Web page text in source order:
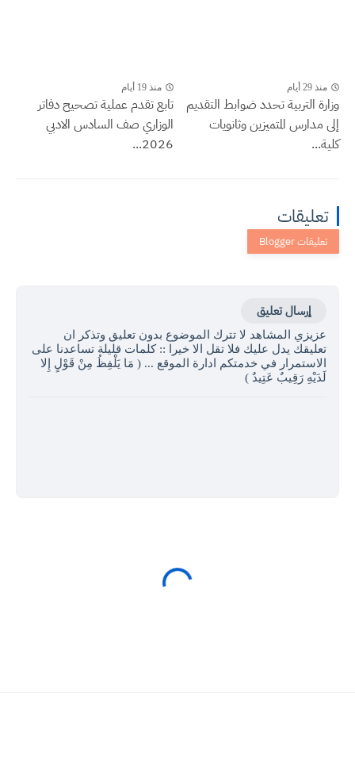
منذ 29 أيام
وزارة التربية تحدد ضوابط التقديم
إلى مدارس المتميزين وثانويات
كلية...
منذ 19 أيام
تابع تقدم عملية تصحيح دفاتر
الوزاري صف السادس الادبي
2026...
تعليقات
إرسال تعليق
عزيزي المشاهد لا تترك الموضوع بدون تعليق وتذكر ان
تعليقك يدل عليك فلا تقل الا خيرا :: كلمات قليلة تساعدنا على
الاستمرار في خدمتكم ادارة الموقع ... ( مَا يَلْفِظُ مِنْ قَوْلٍ إِلا
لَدَيْهِ رَقِيبٌ عَتِيدٌ )